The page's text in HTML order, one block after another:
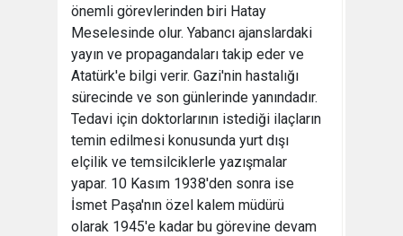
önemli görevlerinden biri Hatay
Meselesinde olur. Yabancı ajanslardaki
yayın ve propagandaları takip eder ve
Atatürk'e bilgi verir. Gazi'nin hastalığı
sürecinde ve son günlerinde yanındadır.
Tedavi için doktorlarının istediği ilaçların
temin edilmesi konusunda yurt dışı
elçilik ve temsilciklerle yazışmalar
yapar. 10 Kasım 1938'den sonra ise
İsmet Paşa'nın özel kalem müdürü
olarak 1945'e kadar bu görevine devam